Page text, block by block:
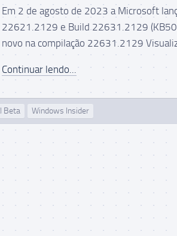
Em 2 de agosto de 2023 a Microsoft
22621.2129 e Build 22631.2129
novo na compilação 22631.2129
Continuar lendo...
Beta Windows Insider